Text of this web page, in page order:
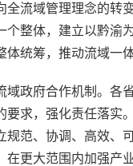
全流域管理理念的转
个整体，建立以黔渝
体统筹，推动流域一
域政府合作机制。各
要求，强化责任落实
规范、协调、高效、
在更大范围内加强产